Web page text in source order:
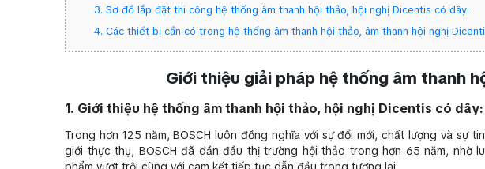
3. Sơ đồ lắp đặt thi công hệ thống âm thanh hội thảo, hội nghị Dicentis có dây:
4. Các thiết bị cần có trong hệ thống âm thanh hội thảo, âm thanh hội nghị
Giới thiệu giải pháp hệ thống âm thanh
1. Giới thiệu hệ thống âm thanh hội thảo, hội nghị Dicentis có dây:
Trong hơn 125 năm, BOSCH luôn đồng nghĩa với sự đổi mới, chất lượng và sự
giới thực thụ, BOSCH đã dần đầu thị trường hội thảo trong hơn 65 năm, nhờ